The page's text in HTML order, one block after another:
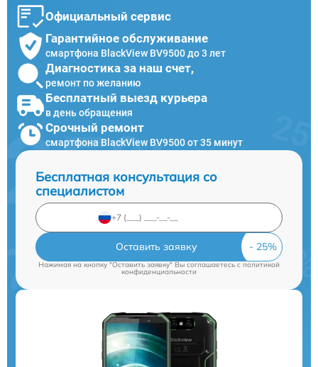
Официальный сервис
Гарантийное обслуживание
смартфона BlackView BV9500 до 3 лет
Диагностика за наш счет,
ремонт по желанию
Бесплатный выезд курьера
в день обращения
Срочный ремонт
смартфона BlackView BV9500 от 35 минут
Бесплатная консультация со
специалистом
Оставить заявку
Нажимая на кнопку "Оставить заявку" Вы соглашаетесь cполитикой
конфиденциальности